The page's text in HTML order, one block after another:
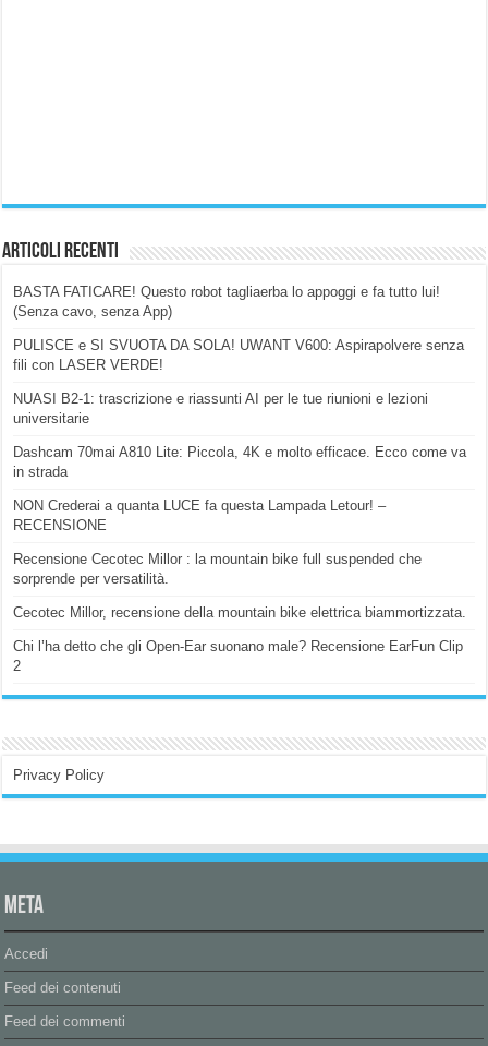
Articoli Recenti
BASTA FATICARE! Questo robot tagliaerba lo appoggi e fa tutto lui!
(Senza cavo, senza App)
PULISCE e SI SVUOTA DA SOLA! UWANT V600: Aspirapolvere senza
fili con LASER VERDE!
NUASI B2-1: trascrizione e riassunti AI per le tue riunioni e lezioni
universitarie
Dashcam 70mai A810 Lite: Piccola, 4K e molto efficace. Ecco come va
in strada
NON Crederai a quanta LUCE fa questa Lampada Letour! –
RECENSIONE
Recensione Cecotec Millor : la mountain bike full suspended che
sorprende per versatilità.
Cecotec Millor, recensione della mountain bike elettrica biammortizzata.
Chi l’ha detto che gli Open-Ear suonano male? Recensione EarFun Clip
2
Privacy Policy
Meta
Accedi
Feed dei contenuti
Feed dei commenti